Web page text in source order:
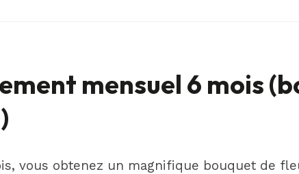
mensuel 6 mois
vous obtenez un magnifique bouquet de